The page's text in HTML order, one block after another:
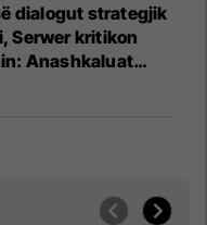
dialogut strategjik
Serwer kritikon
Anashkaluat
ndaj KFOR-it